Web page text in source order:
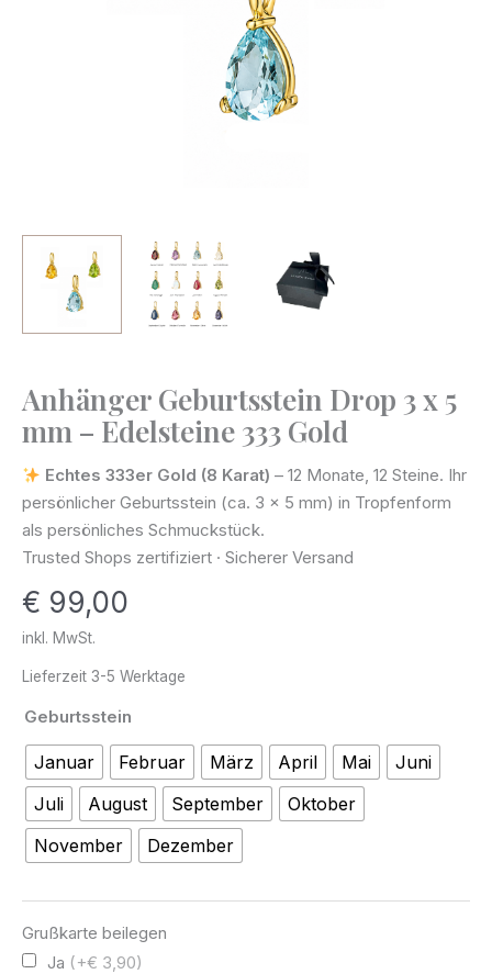
Anhänger Geburtsstein Drop 3 x 5
mm – Edelsteine 333 Gold
Echtes 333er Gold (8 Karat) – 12 Monate, 12 Steine. Ihr
persönlicher Geburtsstein (ca. 3 x 5 mm) in Tropfenform
als persönliches Schmuckstück.
Trusted Shops zertifiziert · Sicherer Versand
€ 99,00
inkl. MwSt.
Lieferzeit 3-5 Werktage
Geburtsstein
Januar Februar März April Mai
Juni
Juli
August September
Oktober
November
Dezember
Grußkarte beilegen
Ja (+€ 3,90)
Anhänger
Geburtsstein
3
x
-
Edelsteine
Menge